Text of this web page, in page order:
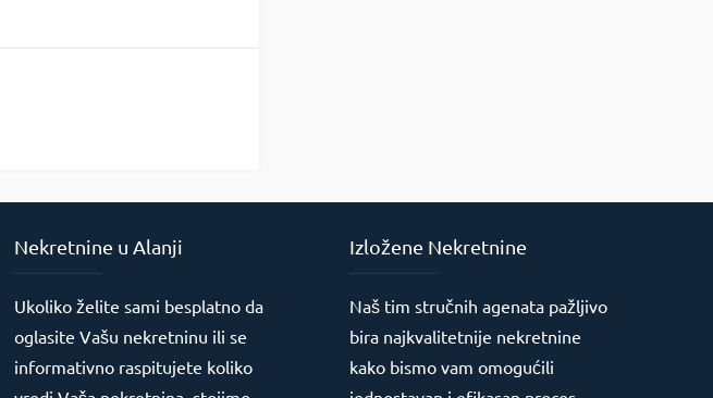
Nekretnine u Alanji
Ukoliko želite sami besplatno da
oglasite Vašu nekretninu ili se
informativno raspitujete koliko
Izložene Nekretnine
Naš tim stručnih agenata pažljivo
bira najkvalitetnije nekretnine
kako bismo vam omogućili